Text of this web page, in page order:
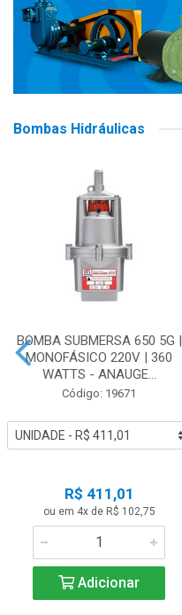
Bombas Hidráulicas
BOMBA SUBMERSA 650 5G |
MONOFÁSICO 220V | 360
WATTS - ANAUGE...
Código: 19671
R$ 411,01
ou em 4x de R$ 102,75
Adicionar